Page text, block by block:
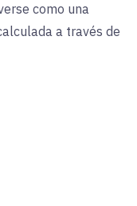
como una
a través de